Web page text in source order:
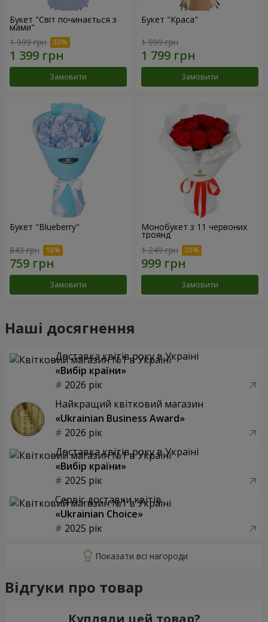
Букет "Світ починається з
мами"
1 999 грн
Замовити
Букет "Краса"
1 999 грн
Замовити
Букет "Blueberry"
843 грн
Замовити
Монобукет з 11 червоних
троянд
1 249 грн
Замовити
Наші досягнення
Доставка квітів року в Україні
«Вибір країни»
2026 рік
Найкращий квітковий магазин
«Ukrainian Business Award»
2026 рік
Доставка квітів року в Україні
«Вибір країни»
2025 рік
Сервіс доставки квітів
«Ukrainian Choice»
2025 рік
Відгуки про товар
Купляли цей товар?